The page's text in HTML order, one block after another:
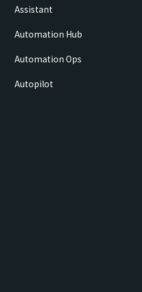
Assistant
Automation Hub
Automation Ops
Autopilot